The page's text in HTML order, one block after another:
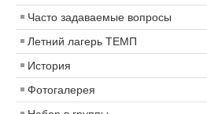
Часто задаваемые вопросы
Летний лагерь ТЕМП
История
Фотогалерея